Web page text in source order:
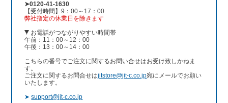
➤0120-41-1630
【受付時間】9：00～17：00
弊社指定の休業日を除きます
お電話がつながりやすい時間帯
午前：11：00～12：00
午後：13：00～14：00
こちらの番号でご注文に関するお問い合せはお受け致しかねま
す。
ご注文に関するお問合せはjitstore@jit-c.co.jp宛にメールでお願い
いたします。
➤support@jit-c.co.jp